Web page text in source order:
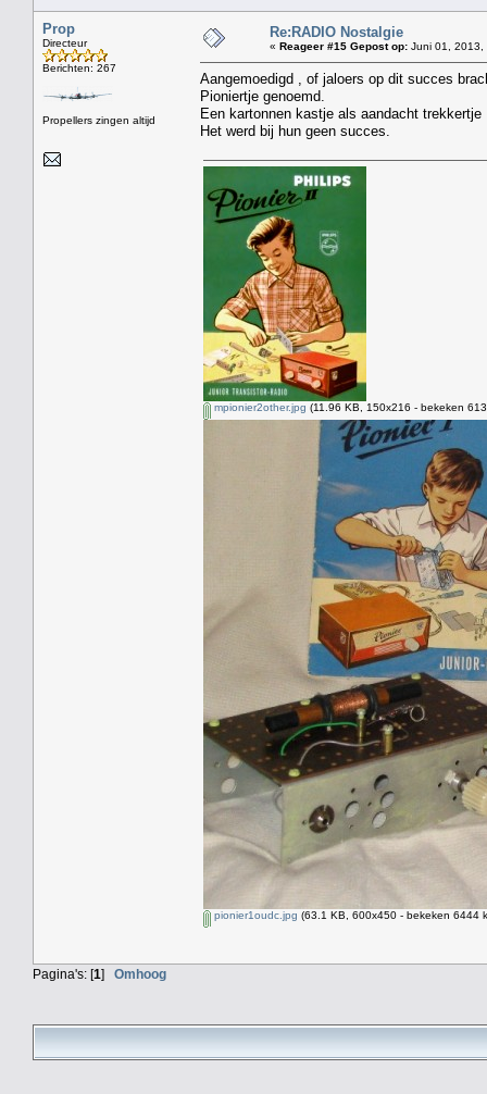
Prop
Directeur
Berichten: 267
Propellers zingen altijd
Re:RADIO Nostalgie
« Reageer #15 Gepost op: Juni 01, 2013,
Aangemoedigd , of jaloers op dit succes
Pioniertje genoemd.
Een kartonnen kastje als aandacht
Het werd bij hun geen succes.
mpionier2other.jpg (11.96 KB, 150x216 - bekeken
pionier1oudc.jpg (63.1 KB, 600x450 - bekeken 6444
Pagina's: [1] Omhoog